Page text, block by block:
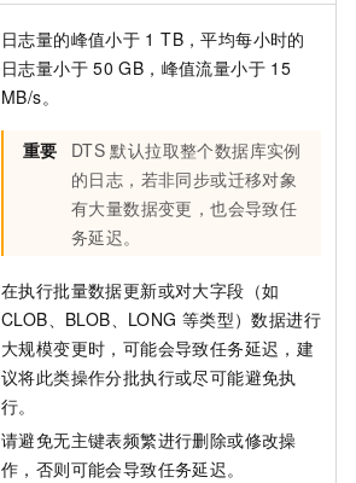
日志量的峰值小于 1 TB，平均每小时的
日志量小于 50 GB，峰值流量小于 15
MB/s。
重要 DTS 默认拉取整个数据库实例
的日志，若非同步或迁移对象
有大量数据变更，也会导致任
务延迟。
在执行批量数据更新或对大字段（如
CLOB、BLOB、LONG 等类型）数据进行
大规模变更时，可能会导致任务延迟，建
议将此类操作分批执行或尽可能避免执
行。
请避免无主键表频繁进行删除或修改操
作，否则可能会导致任务延迟。